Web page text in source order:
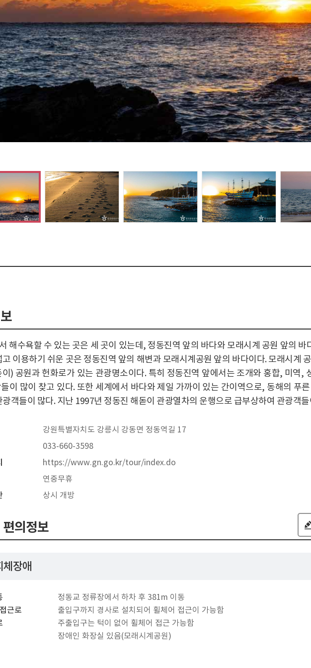
해수욕할 수 있는 곳은 세 곳이 있는데, 정동진역 앞의 바다와 모래시계 공원 앞의
고 이용하기 쉬운 곳은 정동진역 앞의 해변과 모래시계공원 앞의 바다이다. 모래시계
) 공원과 헌화로가 있는 관광명소이다. 특히 정동진역 앞에서는 조개와 홍합, 미역,
이 많이 찾고 있다. 또한 세계에서 바다와 제일 가까이 있는 간이역으로, 동해의 푸
광객들이 많다. 지난 1997년 정동진 해돋이 관광열차의 운행으로 급부상하여 관광객
강원특별자치도 강릉시 강동면 정동역길 17
033-660-3598
https://www.gn.go.kr/tour/index.do
연중무휴
상시 개방
의정보
체장애
정동교 정류장에서 하차 후 381m 이동
근로
출입구까지 경사로 설치되어 휠체어 접근이 가능함
주출입구는 턱이 없어 휠체어 접근 가능함
장애인 화장실 있음(모래시계공원)